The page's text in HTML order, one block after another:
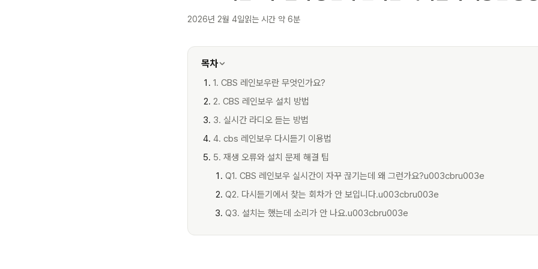
2026년 2월 4일읽는 시간 약 6분
목차
1. CBS 레인보우란 무엇인가요?
2. CBS 레인보우 설치 방법
3. 실시간 라디오 듣는 방법
4. cbs 레인보우 다시듣기 이용법
5. 재생 오류와 설치 문제 해결 팁
Q1. CBS 레인보우 실시간이 자꾸 끊기는데 왜 그런가요?u003cbru003e
Q2. 다시듣기에서 찾는 회차가 안 보입니다.u003cbru003e
Q3. 설치는 했는데 소리가 안 나요.u003cbru003e